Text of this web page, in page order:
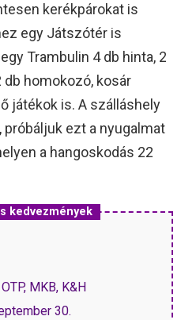
kerékpárokat is
egy Játszótér is
Trambulin 4 db hinta, 2
db homokozó, kosár
játékok is. A szálláshely
ezt a nyugalmat
a hangoskodás 22
kedvezmények
MKB, K&H
30.